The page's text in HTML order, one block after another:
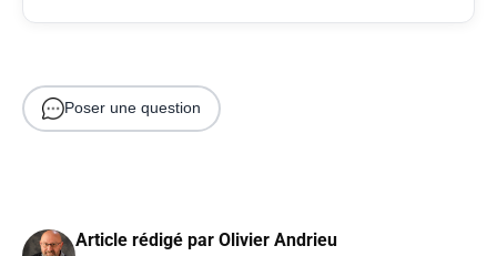
Poser une question
Article rédigé par Olivier Andrieu